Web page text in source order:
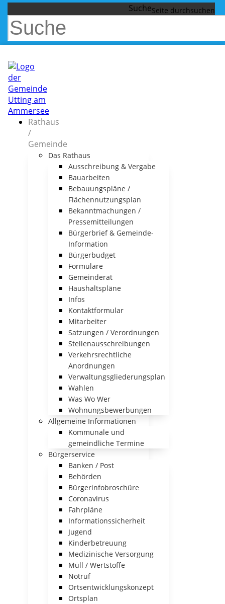
Suche
Rathaus
/
Gemeinde
Das Rathaus
Ausschreibung & Vergabe
Bauarbeiten
Bebauungspläne /
Flächennutzungsplan
Bekanntmachungen /
Pressemitteilungen
Bürgerbrief & Gemeinde-
Information
Bürgerbudget
Formulare
Gemeinderat
Haushaltspläne
Infos
Kontaktformular
Mitarbeiter
Satzungen / Verordnungen
Stellenausschreibungen
Verkehrsrechtliche
Anordnungen
Verwaltungsgliederungsplan
Wahlen
Was Wo Wer
Wohnungsbewerbungen
Allgemeine Informationen
Kommunale und
gemeindliche Termine
Bürgerservice
Banken / Post
Behörden
Bürgerinfobroschüre
Coronavirus
Fahrpläne
Informationssicherheit
Jugend
Kinderbetreuung
Medizinische Versorgung
Müll / Wertstoffe
Notruf
Ortsentwicklungskonzept
Ortsplan